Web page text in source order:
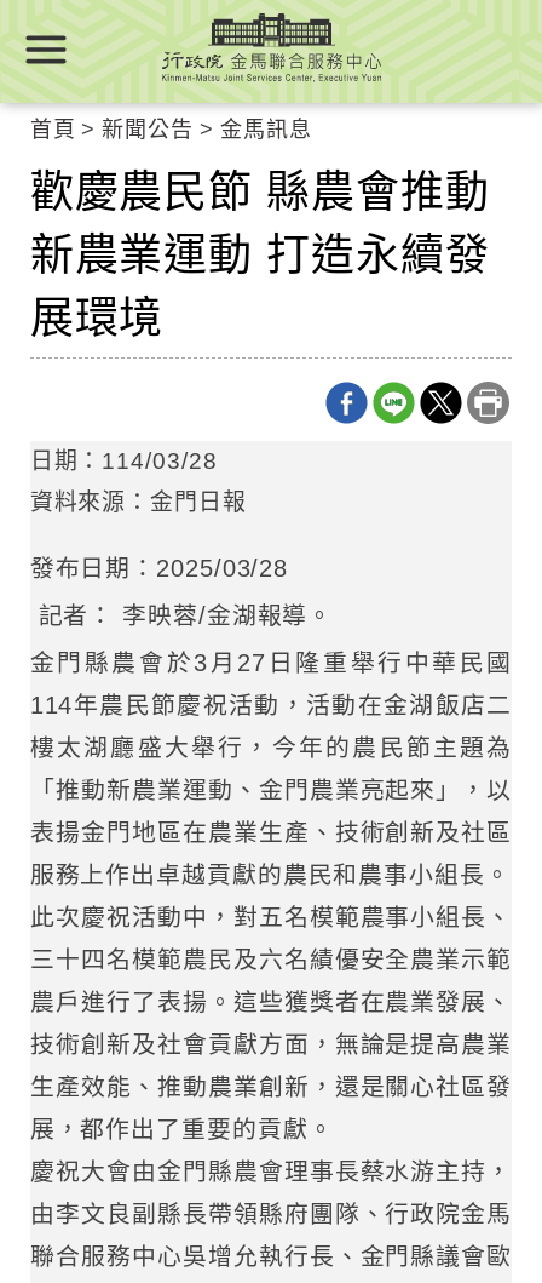
要
Center
block
首頁 新聞公告 金馬訊息
歡慶農民節 縣農會推動
新農業運動 打造永續發
展環境
日期：114/03/28
資料來源：金門日報
發布日期：2025/03/28
記者： 李映蓉/金湖報導。
金門縣農會於3月27日隆重舉行中華民國
114年農民節慶祝活動，活動在金湖飯店二
樓太湖廳盛大舉行，今年的農民節主題為
「推動新農業運動、金門農業亮起來」，以
表揚金門地區在農業生產、技術創新及社區
服務上作出卓越貢獻的農民和農事小組長。
此次慶祝活動中，對五名模範農事小組長、
三十四名模範農民及六名績優安全農業示範
農戶進行了表揚。這些獲獎者在農業發展、
技術創新及社會貢獻方面，無論是提高農業
生產效能、推動農業創新，還是關心社區發
展，都作出了重要的貢獻。
慶祝大會由金門縣農會理事長蔡水游主持，
由李文良副縣長帶領縣府團隊、行政院金馬
聯合服務中心吳增允執行長、金門縣議會歐